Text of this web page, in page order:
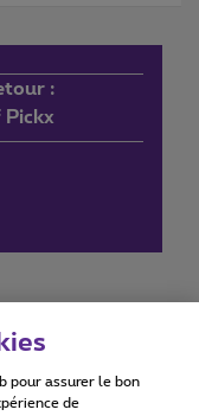
:
statement
pour assurer le bon
de